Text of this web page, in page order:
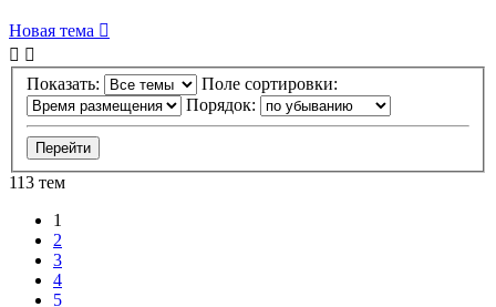
Новая тема
Показать:
Поле сортировки:
Порядок:
113 тем
1
2
3
4
5